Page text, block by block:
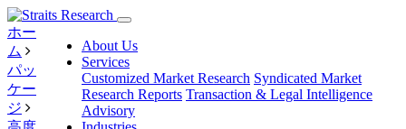
About Us
Services
Customized Market Research Syndicated Market
Research Reports Transaction & Legal Intelligence
Advisory
ホー
ム
パッ
ケー
ジ